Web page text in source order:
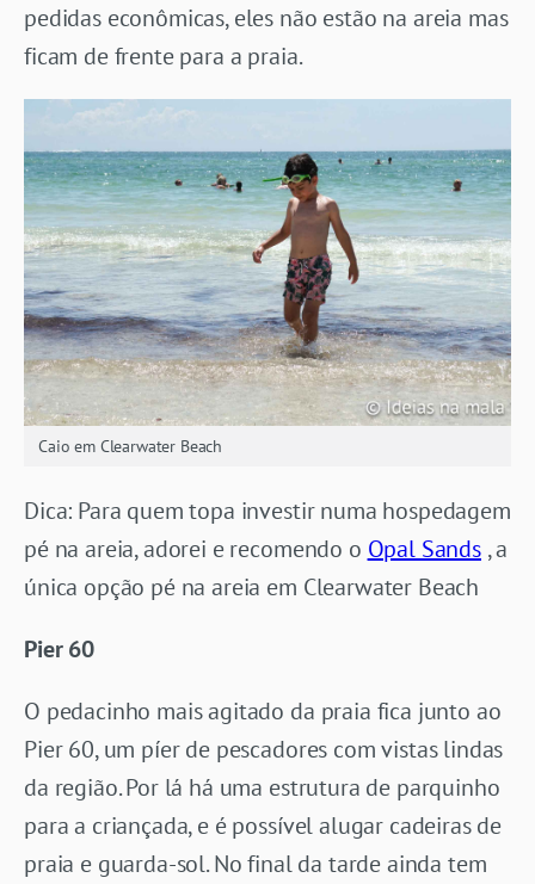
pedidas econômicas, eles não estão na areia mas
ficam de frente para a praia.
Caio em Clearwater Beach
Dica: Para quem topa investir numa hospedagem
pé na areia, adorei e recomendo o Opal Sands, a
única opção pé na areia em Clearwater Beach
Pier 60
O pedacinho mais agitado da praia fica junto ao
Pier 60, um píer de pescadores com vistas lindas
da região. Por lá há uma estrutura de parquinho
para a criançada, e é possível alugar cadeiras de
praia e guarda-sol. No final da tarde ainda tem